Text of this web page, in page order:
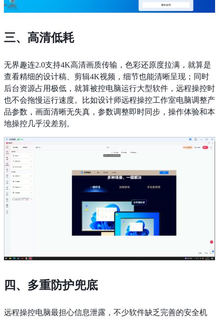
三、高清低耗
无界趣连2.0支持4K高清画质传输，色彩还原度拉满，就算是
查看精细的设计稿、剪辑4K视频，细节也能清晰呈现；同时
后台资源占用极低，就算被控电脑运行大型软件，远程操控时
也不会拖慢运行速度。比如设计师远程操控工作室电脑调整产
品参数，画面清晰无失真，参数调整即时同步，操作体验和本
地操控几乎没差别。
四、多重防护兜底
远程操控电脑最担心信息泄露，不少软件缺乏完善的安全机